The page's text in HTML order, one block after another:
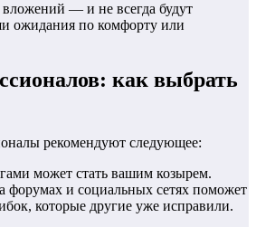
— и не всегда будут
ожидания по комфорту или
как выбрать
рекомендуют следующее:
может стать вашим козырем.
и социальных сетях поможет
которые другие уже исправили.